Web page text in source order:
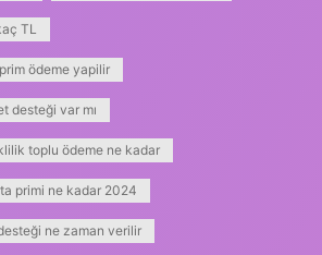
TL
prim ödeme yapilir
desteği var mı
toplu ödeme ne kadar
primi ne kadar 2024
ne zaman verilir